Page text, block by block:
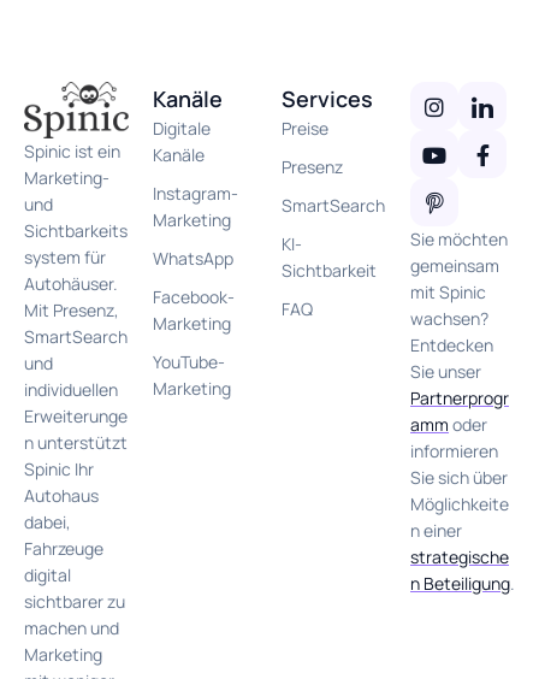
Spinic ist ein
Marketing-
und
Sichtbarkeits
system für
Autohäuser.
Mit Presenz,
SmartSearch
und
individuellen
Erweiterunge
n unterstützt
Spinic Ihr
Autohaus
dabei,
Fahrzeuge
digital
sichtbarer zu
machen und
Marketing
Kanäle
Digitale
Kanäle
Instagram-
Marketing
WhatsApp
Facebook-
Marketing
YouTube-
Marketing
Services
Preise
Presenz
SmartSearch
KI-
Sichtbarkeit
FAQ
Sie möchten
gemeinsam
mit Spinic
wachsen?
Entdecken
Sie unser
Partnerprogr
amm oder
informieren
Sie sich über
Möglichkeite
n einer
strategische
n Beteiligung.